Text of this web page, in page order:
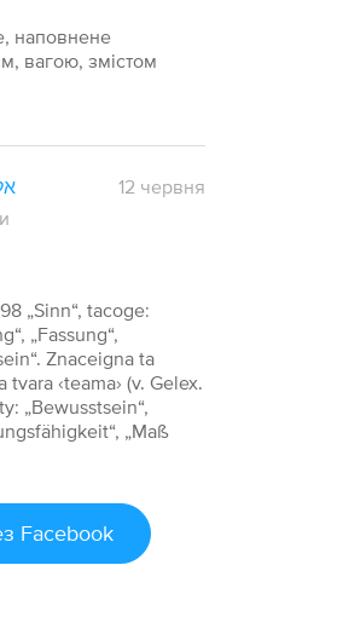
наповнене
вагою, змістом
12 червня
„Sinn“, tacoge:
„Fassung“,
Znaceigna ta
tvara ‹teama› (v. Gelex.
„Bewusstsein“,
„Maß
Facebook